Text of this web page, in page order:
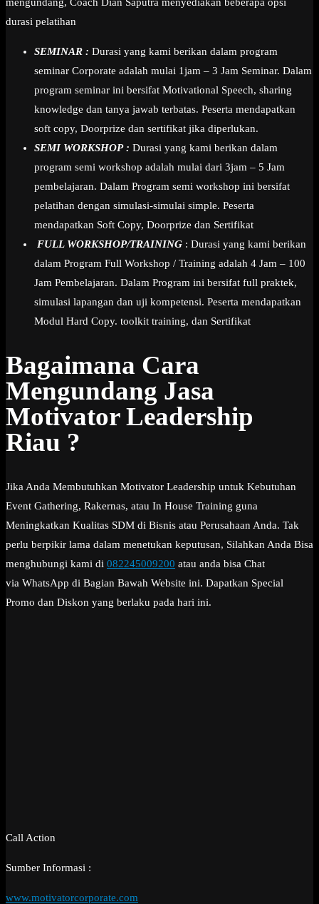
durasi pelatihan
SEMINAR : Durasi yang kami berikan dalam program
seminar Corporate adalah mulai 1jam – 3 Jam Seminar. Dalam
program seminar ini bersifat Motivational Speech, sharing
knowledge dan tanya jawab terbatas. Peserta mendapatkan
soft copy, Doorprize dan sertifikat jika diperlukan.
SEMI WORKSHOP : Durasi yang kami berikan dalam
program semi workshop adalah mulai dari 3jam – 5 Jam
pembelajaran. Dalam Program semi workshop ini bersifat
pelatihan dengan simulasi-simulai simple. Peserta
mendapatkan Soft Copy, Doorprize dan Sertifikat
FULL WORKSHOP/TRAINING : Durasi yang kami berikan
dalam Program Full Workshop / Training adalah 4 Jam – 100
Jam Pembelajaran. Dalam Program ini bersifat full praktek,
simulasi lapangan dan uji kompetensi. Peserta mendapatkan
Modul Hard Copy. toolkit training, dan Sertifikat
Bagaimana Cara
Mengundang Jasa
Motivator Leadership
Riau ?
Jika Anda Membutuhkan Motivator Leadership untuk Kebutuhan
Event Gathering, Rakernas, atau In House Training guna
Meningkatkan Kualitas SDM di Bisnis atau Perusahaan Anda. Tak
perlu berpikir lama dalam menetukan keputusan, Silahkan Anda Bisa
menghubungi kami di 082245009200 atau anda bisa Chat
via WhatsApp di Bagian Bawah Website ini. Dapatkan Special
Promo dan Diskon yang berlaku pada hari ini.
Call Action
Sumber Informasi :
www.motivatorcorporate.com